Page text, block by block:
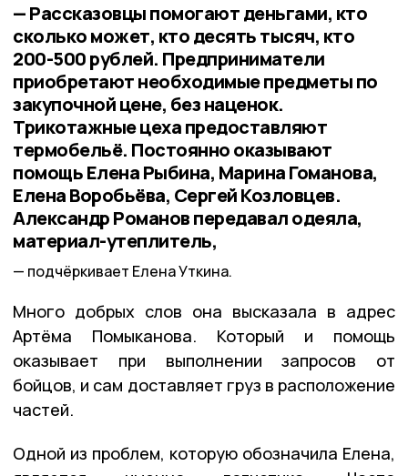
— Рассказовцы помогают деньгами, кто
сколько может, кто десять тысяч, кто
200-500 рублей. Предприниматели
приобретают необходимые предметы по
закупочной цене, без наценок.
Трикотажные цеха предоставляют
термобельё. Постоянно оказывают
помощь Елена Рыбина, Марина Гоманова,
Елена Воробьёва, Сергей Козловцев.
Александр Романов передавал одеяла,
материал-утеплитель,
подчёркивает Елена Уткина.
Много добрых слов она высказала в адрес
Артёма Помыканова. Который и помощь
оказывает при выполнении запросов от
бойцов, и сам доставляет груз в расположение
частей.
Одной из проблем, которую обозначила Елена,